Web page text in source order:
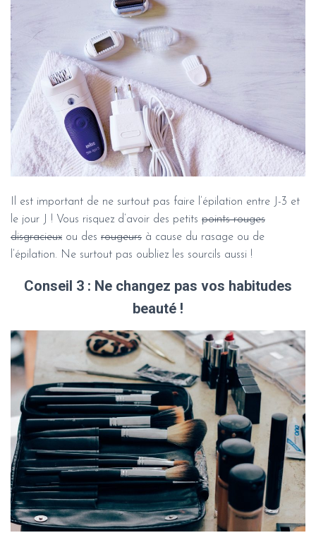
Il est important de ne surtout pas faire l’épilation entre J-3 et
le jour J ! Vous risquez d’avoir des petits points rouges
disgracieux ou des rougeurs à cause du rasage ou de
l’épilation. Ne surtout pas oubliez les sourcils aussi !
Conseil 3 : Ne changez pas vos habitudes
beauté !